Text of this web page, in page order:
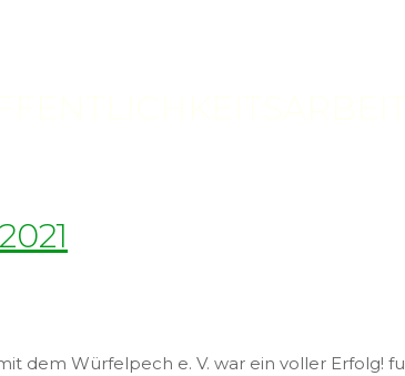
dem Würfelpech e. V. war ein voller Erfolg!